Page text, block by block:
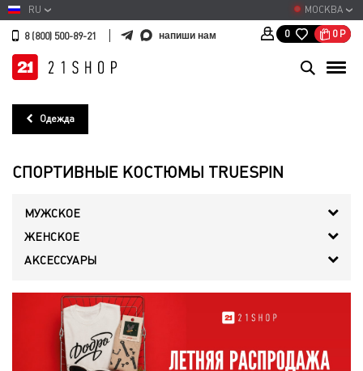
МОСКВА
RU
8 (800) 500-89-21 напиши нам 0 0 Р
Одежда
СПОРТИВНЫЕ КОСТЮМЫ TRUESPIN
МУЖСКОЕ
ЖЕНСКОЕ
АКСЕССУАРЫ